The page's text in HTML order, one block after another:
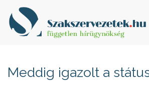
Meddig igazolt a